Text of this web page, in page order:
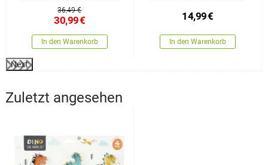
Culinaria Red 3 l
36,49 €
30,99€
In den Warenkorb
14,99€
In den Warenkorb
Next
Zuletzt angesehen